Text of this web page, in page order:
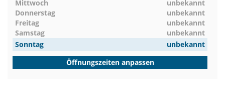
Mittwoch
unbekannt
Donnerstag
unbekannt
Freitag
unbekannt
Samstag
unbekannt
Sonntag
unbekannt
Öffnungszeiten anpassen